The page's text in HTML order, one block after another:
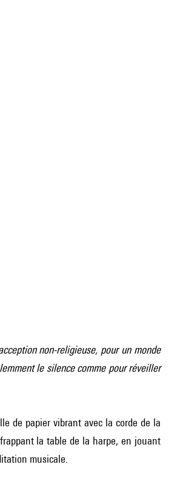
non-religieuse, pour un monde
le silence comme pour réveiller
de papier vibrant avec la corde de la
la table de la harpe, en jouant
musicale.